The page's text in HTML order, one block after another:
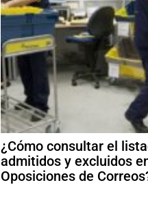
¿Cómo consultar el
admitidos y excluidos
Oposiciones de